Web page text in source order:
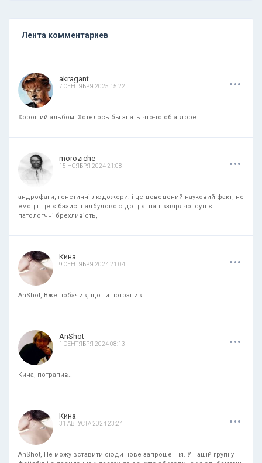
Лента комментариев
akragant
7 СЕНТЯБРЯ 2025 15:22 ...
Хороший альбом. Хотелось бы знать что-то об авторе.
moroziche
15 НОЯБРЯ 2024 21:08 ...
андрофаги, генетичні людожери. і це доведений науковий факт, не
емоції. це є базис. надбудовою до цієї напівзвірячої суті є
патологчні брехливість,
Кина
9 СЕНТЯБРЯ 2024 21:04 ...
AnShot, Вже побачив, що ти потрапив
AnShot
1 СЕНТЯБРЯ 2024 08:13 ...
Кина, потрапив.!
Кина
31 АВГУСТА 2024 23:24 ...
AnShot, Не можу вставити сюди нове запрошення. У нашій групі у